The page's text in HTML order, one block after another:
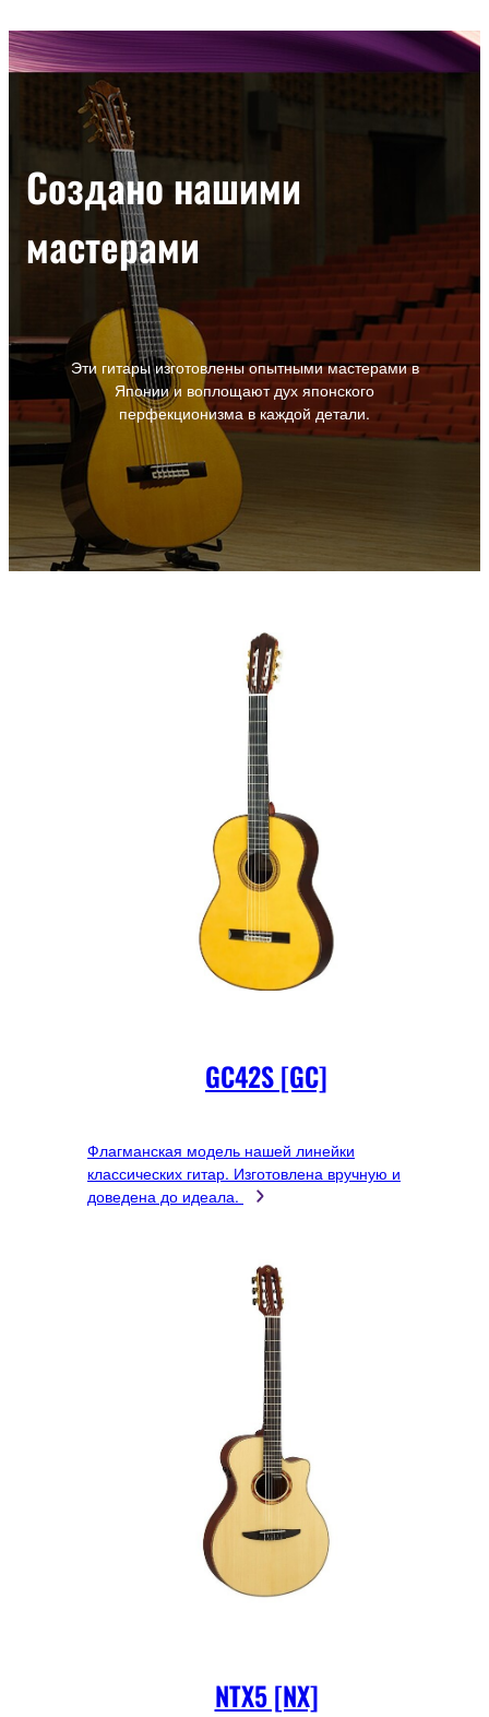
Создано нашими
мастерами
Эти гитары изготовлены опытными мастерами в
Японии и воплощают дух японского
перфекционизма в каждой детали.
GC42S [GC]
Флагманская модель нашей линейки
классических гитар. Изготовлена вручную и
доведена до идеала.
NTX5 [NX]